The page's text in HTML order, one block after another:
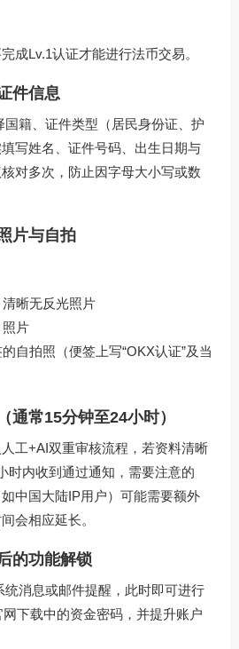
成Lv.1认证才能进行法币交易。
件信息
籍、证件类型（居民身份证、护
写姓名、证件号码、出生日期与
对多次，防止因字母大小写或数
片与自拍
晰无反光照片
片
自拍照（便签上写“OKX认证”及当
通常15分钟至24小时）
工+AI双重审核流程，若资料清晰
时内收到通过通知，需要注意的
中国大陆IP用户）可能需要额外
会相应延长。
的功能解锁
消息或邮件提醒，此时即可进行
下载中的资金密码，并提升账户